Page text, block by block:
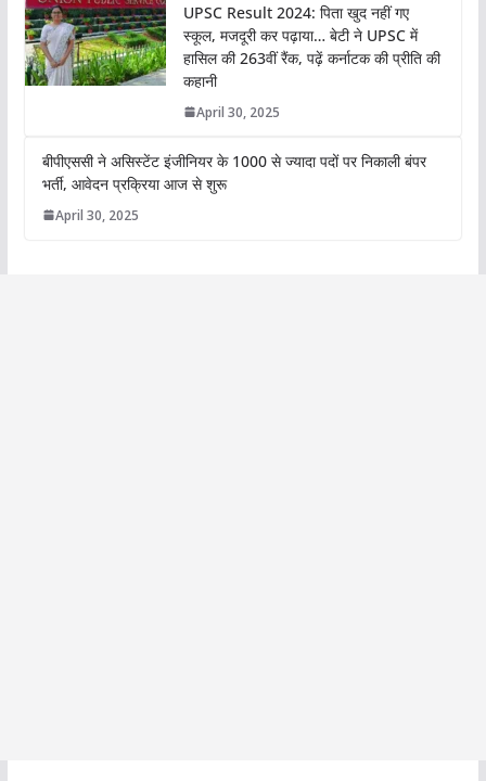
UPSC Result 2024: पिता खुद नहीं गए
स्कूल, मजदूरी कर पढ़ाया… बेटी ने UPSC में
हासिल की 263वीं रैंक, पढ़ें कर्नाटक की प्रीति की
कहानी
April 30, 2025
बीपीएससी ने असिस्टेंट इंजीनियर के 1000 से ज्यादा पदों पर निकाली बंपर
भर्ती, आवेदन प्रक्रिया आज से शुरू
April 30, 2025